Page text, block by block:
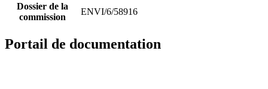
Dossier de la
commission
ENVI/6/58916
Portail de documentation